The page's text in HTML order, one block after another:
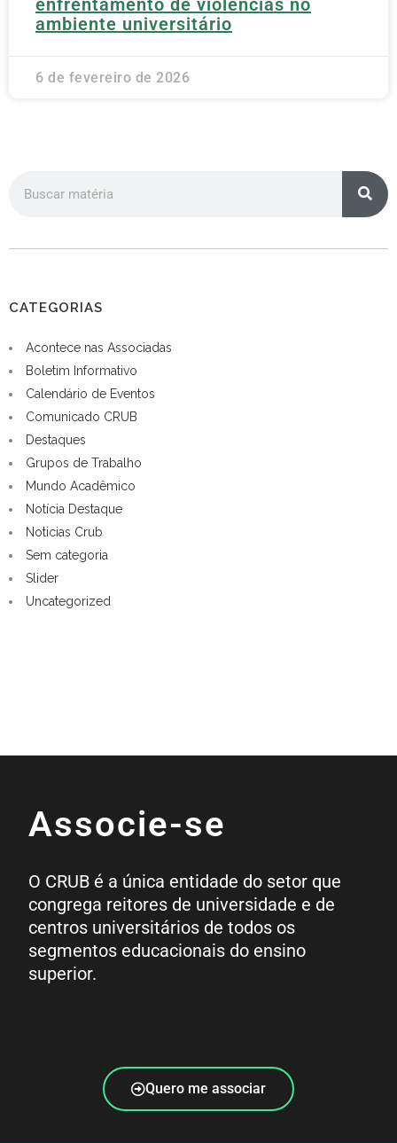
ambiente universitário
6 de fevereiro de 2026
CATEGORIAS
Acontece nas Associadas
Boletim Informativo
Calendário de Eventos
Comunicado CRUB
Destaques
Grupos de Trabalho
Mundo Acadêmico
Notícia Destaque
Noticias Crub
Sem categoria
Slider
Uncategorized
Associe-se
O CRUB é a única entidade do setor que
congrega reitores de universidade e de
centros universitários de todos os
segmentos educacionais do ensino
superior.
Quero me associar